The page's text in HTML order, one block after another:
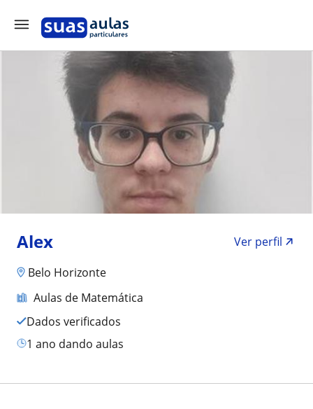
Alex
Ver perfil
Belo Horizonte
Aulas de Matemática
Dados verificados
1 ano dando aulas